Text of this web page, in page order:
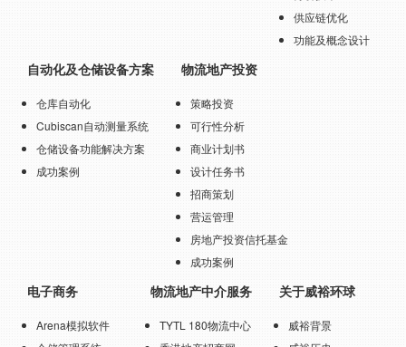
供应链优化
功能及概念设计
自动化及仓储设备方案
仓库自动化
Cubiscan自动测量系统
仓储设备功能解决方案
成功案例
物流地产投资
策略投资
可行性分析
商业计划书
设计任务书
招商策划
营运管理
房地产投资信托基金
成功案例
电子商务
Arena模拟软件
物流地产中介服务
TYTL 180物流中心
关于威裕环球
威裕背景